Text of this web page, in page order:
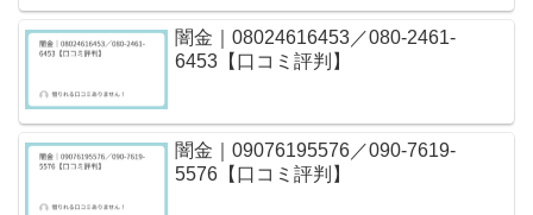
闇金｜08024616453／080-2461-
6453【口コミ評判】
闇金｜09076195576／090-7619-
5576【口コミ評判】